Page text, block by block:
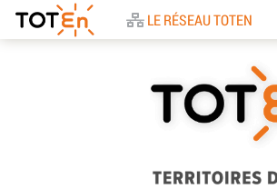
Accueil
LE RÉSEAU TOTEN